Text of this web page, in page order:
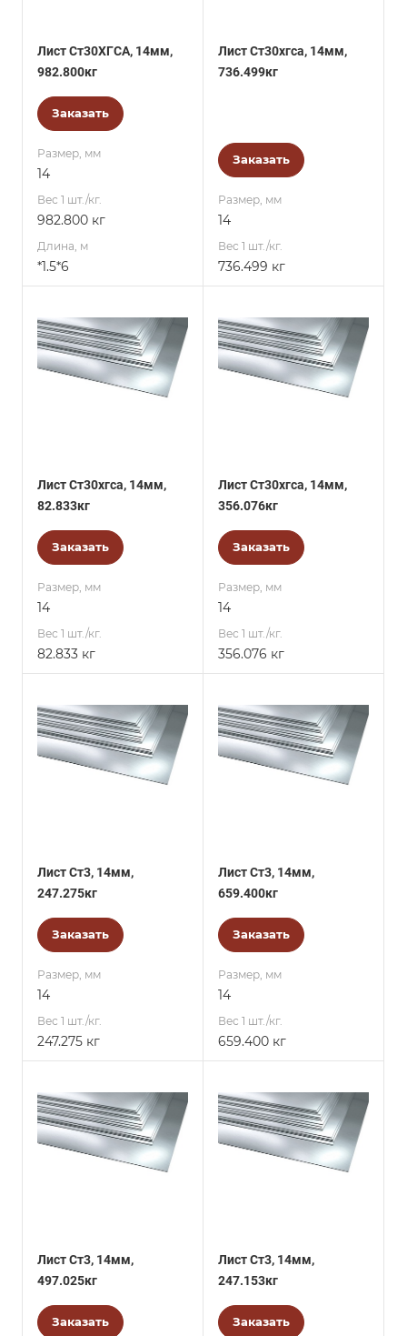
Лист Ст30ХГСА, 14мм,
982.800кг
Заказать
Размер, мм
14
Вес 1 шт./кг.
982.800 кг
Длина, м
*1.5*6
Лист Ст30хгса, 14мм,
736.499кг
Заказать
Размер, мм
14
Вес 1 шт./кг.
736.499 кг
Лист Ст30хгса, 14мм,
82.833кг
Заказать
Размер, мм
14
Вес 1 шт./кг.
82.833 кг
Лист Ст30хгса, 14мм,
356.076кг
Заказать
Размер, мм
14
Вес 1 шт./кг.
356.076 кг
Лист Ст3, 14мм,
247.275кг
Заказать
Размер, мм
14
Вес 1 шт./кг.
247.275 кг
Лист Ст3, 14мм,
659.400кг
Заказать
Размер, мм
14
Вес 1 шт./кг.
659.400 кг
Лист Ст3, 14мм,
497.025кг
Заказать
Лист Ст3, 14мм,
247.153кг
Заказать